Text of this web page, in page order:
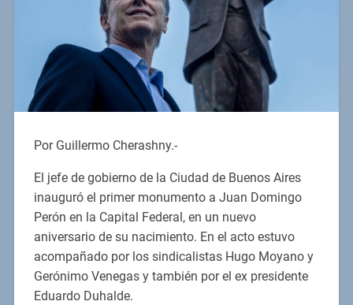
Por Guillermo Cherashny.-
El jefe de gobierno de la Ciudad de Buenos Aires
inauguró el primer monumento a Juan Domingo
Perón en la Capital Federal, en un nuevo
aniversario de su nacimiento. En el acto estuvo
acompañado por los sindicalistas Hugo Moyano y
Gerónimo Venegas y también por el ex presidente
Eduardo Duhalde.